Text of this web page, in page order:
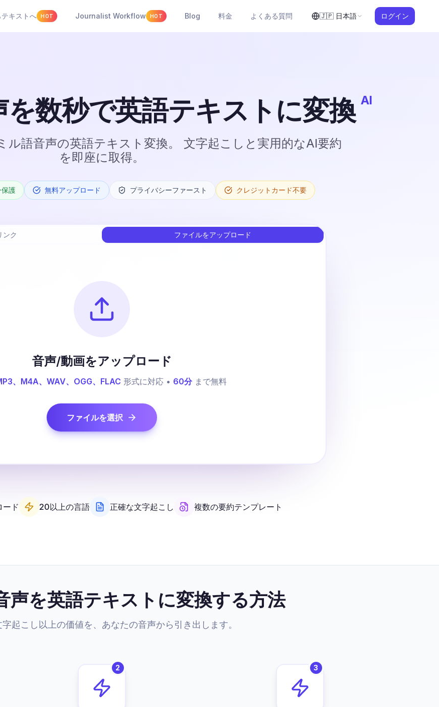
キストへ HOT Journalist Workflow HOT Blog 料金 よくある質問 🇯🇵 日本語 ログイン
を数秒で英語テキストに変換 AI
ル語音声の英語テキスト変換。 文字起こしと実用的なAI要約
を即座に取得。
護 無料アップロード プライバシーファースト クレジットカード不要
ク ファイルをアップロード
音声/動画をアップロード
、M4A、WAV、OGG、FLAC 形式に対応 • 60分 まで無料
ファイルを選択
ード 20以上の言語 正確な文字起こし 複数の要約テンプレート
声を英語テキストに変換する方法
起こし以上の価値を、あなたの音声から引き出します。
2 3